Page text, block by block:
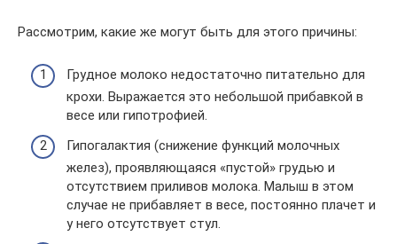
Рассмотрим, какие же могут быть для этого причины:
Грудное молоко недостаточно питательно для
крохи. Выражается это небольшой прибавкой в
весе или гипотрофией.
Гипогалактия (снижение функций молочных
желез), проявляющаяся «пустой» грудью и
отсутствием приливов молока. Малыш в этом
случае не прибавляет в весе, постоянно плачет и
у него отсутствует стул.